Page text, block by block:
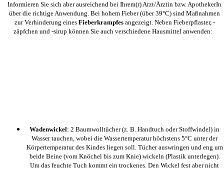
Informieren Sie sich aber ausreichend bei Ihrem(r) Arzt/Ärztin bzw. ApothekerIn
über die richtige Anwendung. Bei hohem Fieber (über 39°C) sind Maßnahmen
zur Verhinderung eines Fieberkrampfesangezeigt. Neben Fieberpflaster, -
zäpfchen und -sirup können Sie auch verschiedene Hausmittel anwenden:
Wadenwickel: 2 Baumwolltücher (z. B. Handtuch oder Stoffwindel) in
Wasser tauchen, wobei die Wassertemperatur höchstens 5°C unter der
Körpertemperatur des Kindes liegen soll. Tücher auswringen und eng um
beide Beine (vom Knöchel bis zum Knie) wickeln (Plastik unterlegen).
Um das feuchte Tuch kommt ein trockenes. Den Wickel fest aber nicht